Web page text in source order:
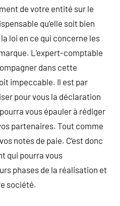
de votre entité sur le
qu’elle soit bien
loi en ce qui concerne les
L’expert-comptable
dans cette
impeccable. Il est par
pour vous la déclaration
vous épauler à rédiger
partenaires. Tout comme
notes de paie. C’est donc
qui pourra vous
phases de la réalisation et
société.